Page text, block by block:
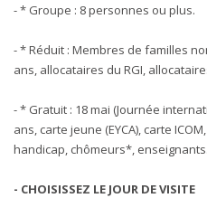
- * Groupe : 8 personnes ou plus.
- * Réduit : Membres de familles
ans, allocataires du RGI,
- * Gratuit : 18 mai (Journée
ans, carte jeune (EYCA), carte
handicap, chômeurs*, enseignants.
- CHOISISSEZ LE JOUR DE VISITE